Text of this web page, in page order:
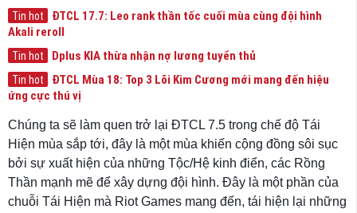
Tin hot
ĐTCL 17.7: Leo rank thần tốc cuối mùa cùng đội hình
Akali reroll
Tin hot Dplus KIA thừa nhận nợ lương tuyển thủ
Tin hot
ĐTCL Mùa 18: Top 3 Lõi Kim Cương mới mang đến hiệu
ứng cực thú vị
Chúng ta sẽ làm quen trở lại ĐTCL 7.5 trong chế độ Tái
Hiện mùa sắp tới, đây là một mùa khiến cộng đồng sôi sục
bởi sự xuất hiện của những Tộc/Hệ kinh điển, các Rồng
Thần mạnh mẽ để xây dựng đội hình. Đây là một phần của
chuỗi Tái Hiện mà Riot Games mang đến, tái hiện lại những